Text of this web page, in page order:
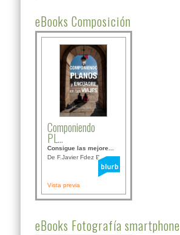
eBooks Composición
Componiendo
PL...
Consigue las mejore...
De F.Javier Fdez Bor...
Vista previa
eBooks Fotografía smartphone